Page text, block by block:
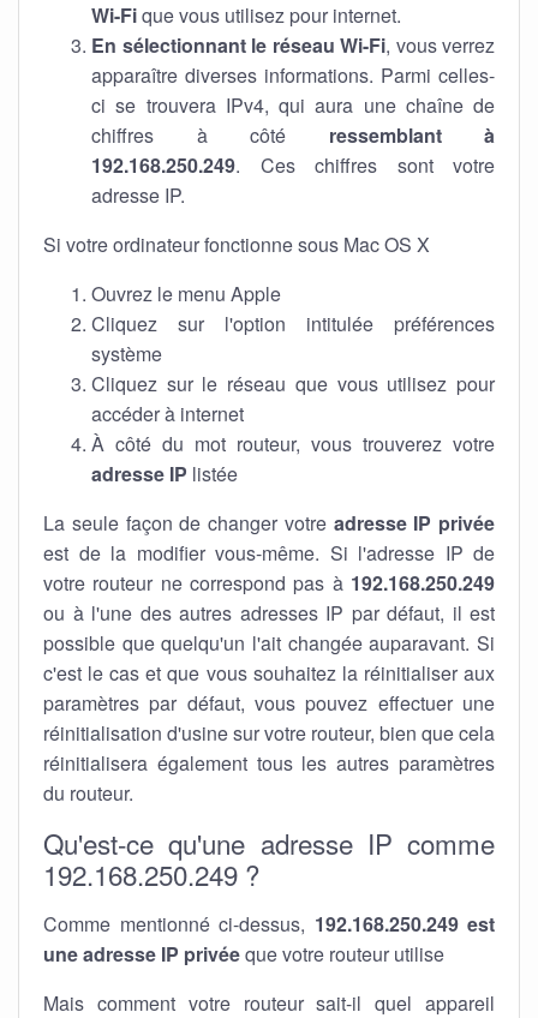
Wi-Fique vous utilisez pour internet.
En sélectionnant le réseau Wi-Fi, vous verrez
apparaître diverses informations. Parmi celles-
ci se trouvera IPv4, qui aura une chaîne de
chiffres à côté ressemblant à
192.168.250.249. Ces chiffres sont votre
adresse IP.
Si votre ordinateur fonctionne sous Mac OS X
Ouvrez le menu Apple
Cliquez sur l'option intitulée préférences
système
Cliquez sur le réseau que vous utilisez pour
accéder à internet
À côté du mot routeur, vous trouverez votre
adresse IP listée
La seule façon de changer votre adresse IP privée
est de la modifier vous-même. Si l'adresse IP de
votre routeur ne correspond pas à 192.168.250.249
ou à l'une des autres adresses IP par défaut, il est
possible que quelqu'un l'ait changée auparavant. Si
c'est le cas et que vous souhaitez la réinitialiser aux
paramètres par défaut, vous pouvez effectuer une
réinitialisation d'usine sur votre routeur, bien que cela
réinitialisera également tous les autres paramètres
du routeur.
Qu'est-ce qu'une adresse IP comme
192.168.250.249 ?
Comme mentionné ci-dessus, 192.168.250.249 est
une adresse IP privéeque votre routeur utilise
Mais comment votre routeur sait-il quel appareil